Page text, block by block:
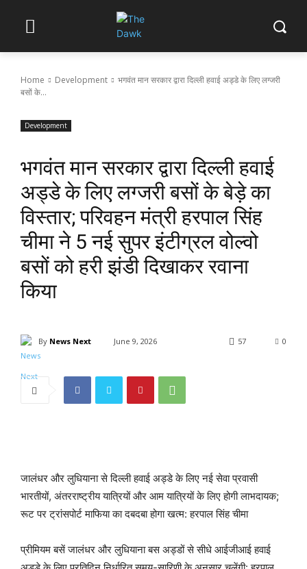
Home Development
भगवंत मान सरकार द्वारा दिल्ली हवाई अड्डे के लिए लग्जरी
बसों के...
Development
भगवंत मान सरकार द्वारा दिल्ली हवाई
अड्डे के लिए लग्जरी बसों के बेड़े का
विस्तार; परिवहन मंत्री हरपाल सिंह
चीमा ने 5 नई सुपर इंटीग्रल वोल्वो
बसों को हरी झंडी दिखाकर रवाना
किया
By News Next June 9, 2026 0
57
जालंधर और लुधियाना से दिल्ली हवाई अड्डे के लिए नई सेवा प्रवासी
भारतीयों, अंतरराष्ट्रीय यात्रियों और आम यात्रियों के लिए होगी लाभदायक;
रूट पर ट्रांसपोर्ट माफिया का दबदबा होगा खत्म: हरपाल सिंह चीमा
प्रीमियम बसें जालंधर और लुधियाना बस अड्डों से सीधे आईजीआई हवाई